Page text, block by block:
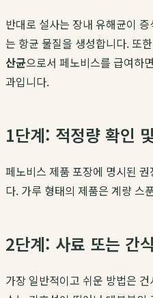
반대로 설사는 장내 유해균이
는 항균 물질을 생성합니다. 또
산균으로서 페노비스를 급여하
과입니다.
1단계: 적정량 확인
페노비스 제품 포장에 명시된
다. 가루 형태의 제품은 계량 스
2단계: 사료 또는 간
가장 일반적이고 쉬운 방법은